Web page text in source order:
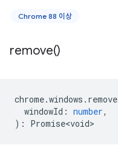
Chrome 88 이상
remove()
chrome.windows . remove
windowId : number,
) : Promise<void>